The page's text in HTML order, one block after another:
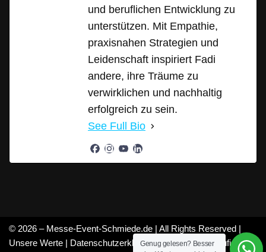
und beruflichen Entwicklung zu
unterstützen. Mit Empathie,
praxisnahen Strategien und
Leidenschaft inspiriert Fadi
andere, ihre Träume zu
verwirklichen und nachhaltig
erfolgreich zu sein.
See Full Bio
© 2026 – Messe-Event-Schmiede.de | All Rights Reserved |
Unsere Werte | Datenschutzerklärung|Mitarbeiter|Häufige
Genug gelesen? Besser